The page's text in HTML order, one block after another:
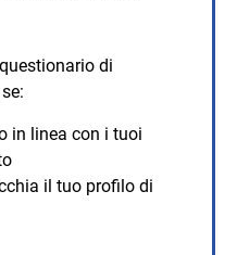
di
in linea con i tuoi
il tuo profilo di